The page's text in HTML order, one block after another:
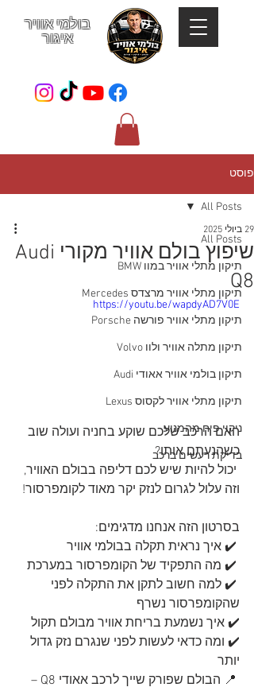
בולמי אוויר
איגור
פוסט
All Posts
תיקון מתלי אוויר במוו BMW
תיקון מתלי אוויר מרצדס Mercedes
תיקון מתלי אוויר פורשה Porsche
תיקון מתלה אוויר ולוו Volvo
תיקון בולמי אוויר אאודי Audi
תיקון מתלי אוויר לקסוס Lexus
ניקוי פיח מהמנוע
בדיקת רעשים ברכב
All Posts
שיפוץ בולם אוויר מקורי Audi
Q8
29 ביולי 2025
https://youtu.be/wapdyAD7V0E
האם הרכב שלכם שוקע בחניה ועולה שוב
כשהנעתם אותו?
יכול להיות שיש לכם דליפה בבולם האוויר,
וזה עלול לגרום לנזק יקר מאוד לקומפרסור!
בסרטון הזה אנחנו מדגימים:
✔️ למה חשוב לתקן את התקלה לפני
שהקומפרסור נשרף
✔️ איך נשמעת בריחת אוויר מבולם תקול
✔️ ומה כדאי לעשות לפני שנגרם נזק גדול
יותר
📍 הבולם שפורק שייך לרכב אאודי Q8 –